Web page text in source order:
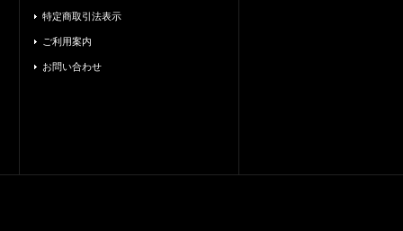
特定商取引法表示
ご利用案内
お問い合わせ